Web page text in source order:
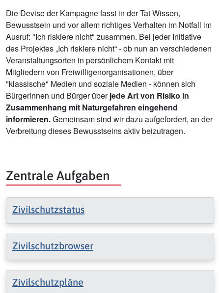
Die Devise der Kampagne fasst in der Tat Wissen,
Bewusstsein und vor allem richtiges Verhalten im Notfall im
Ausruf: "Ich riskiere nicht" zusammen. Bei jeder Initiative
des Projektes „Ich riskiere nicht“ - ob nun an verschiedenen
Veranstaltungsorten in persönlichem Kontakt mit
Mitgliedern von Freiwilligenorganisationen, über
"klassische" Medien und soziale Medien - können sich
Bürgerinnen und Bürger überjede Art von Risiko in
Zusammenhang mit Naturgefahren eingehend
informieren.Gemeinsam sind wir dazu aufgefordert, an der
Verbreitung dieses Bewusstseins aktiv beizutragen.
Zentrale Aufgaben
Zivilschutzstatus
Zivilschutzbrowser
Zivilschutzpläne